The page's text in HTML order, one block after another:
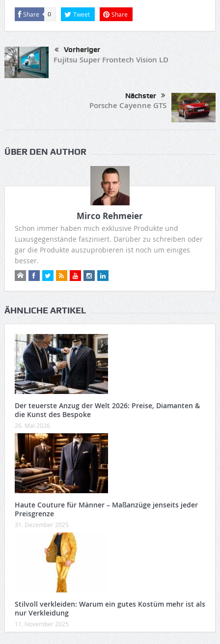
Share 0 Tweet Share
Vorheriger
Fujitsu Super Frontech Vision LD
Nächster
Porsche Cayenne GTS
ÜBER DEN AUTHOR
Mirco Rehmeier
Schon immer haben mich exklusive Produkte und
Luxusgegenstände fasziniert. Darüber zu schreiben oder
gar die Produkte auszuprobieren ist noch um einiges
besser.
ÄHNLICHE ARTIKEL
Der teuerste Anzug der Welt 2026: Preise, Diamanten &
die Kunst des Bespoke
26. Mai 2026
Haute Couture für Männer – Maßanzüge jenseits jeder
Preisgrenze
31. Dezember 2025
Stilvoll verkleiden: Warum ein gutes Kostüm mehr ist als
nur Verkleidung
11. November 2025